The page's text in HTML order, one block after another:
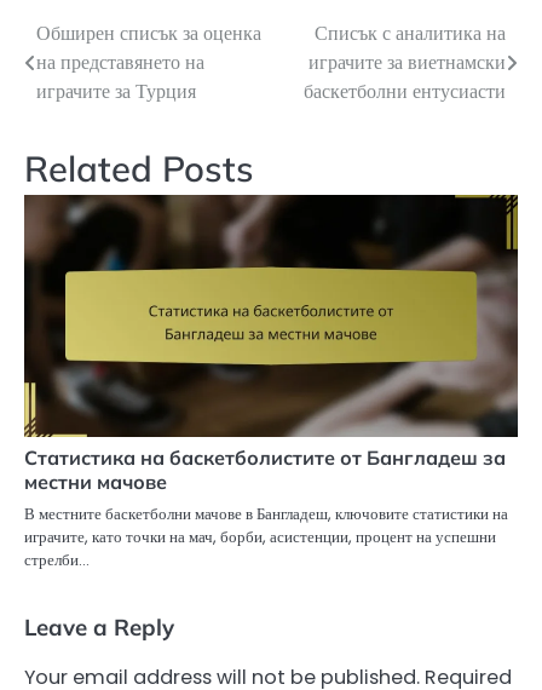
Post
navigation
Обширен списък за оценка
на представянето на
играчите за Турция
Списък с аналитика на
играчите за виетнамски
баскетболни ентусиасти
Related Posts
Статистика на баскетболистите от Бангладеш за
местни мачове
В местните баскетболни мачове в Бангладеш, ключовите статистики на
играчите, като точки на мач, борби, асистенции, процент на успешни
стрелби…
Leave a Reply
Your email address will not be published. Required